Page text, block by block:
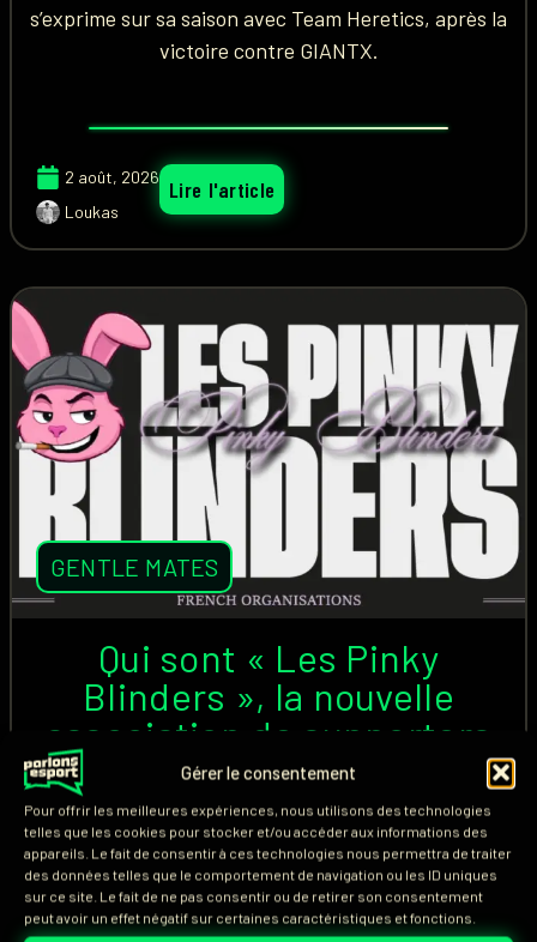
Gérer le consentement
Pour offrir les meilleures expériences, nous utilisons des technologies
telles que les cookies pour stocker et/ou accéder aux informations des
appareils. Le fait de consentir à ces technologies nous permettra de traiter
des données telles que le comportement de navigation ou les ID uniques
sur ce site. Le fait de ne pas consentir ou de retirer son consentement
peut avoir un effet négatif sur certaines caractéristiques et fonctions.
s’exprime sur sa saison avec Team Heretics, après la
victoire contre GIANTX.
2 août, 2026
Loukas
Lire l'article
GENTLE MATES
Qui sont « Les Pinky
Blinders », la nouvelle
association de supporters
de Gentle Mates ?
Alors que les The Gentle Suits est l'association de
supporters présente à tous les événements pour
soutenir Gentle Mates (M8), une nouvelle
organisation vient de naître. Membres, identité,